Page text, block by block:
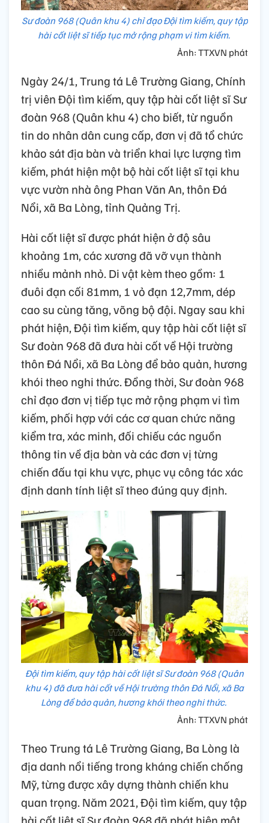
Sư đoàn 968 (Quân khu 4) chỉ đạo Đội tìm kiếm, quy tập
hài cốt liệt sĩ tiếp tục mở rộng phạm vi tìm kiếm.
Ảnh: TTXVN phát
Ngày 24/1, Trung tá Lê Trường Giang, Chính
trị viên Đội tìm kiếm, quy tập hài cốt liệt sĩ Sư
đoàn 968 (Quân khu 4) cho biết, từ nguồn
tin do nhân dân cung cấp, đơn vị đã tổ chức
khảo sát địa bàn và triển khai lực lượng tìm
kiếm, phát hiện một bộ hài cốt liệt sĩ tại khu
vực vườn nhà ông Phan Văn An, thôn Đá
Nổi, xã Ba Lòng, tỉnh Quảng Trị.
Hài cốt liệt sĩ được phát hiện ở độ sâu
khoảng 1m, các xương đã vỡ vụn thành
nhiều mảnh nhỏ. Di vật kèm theo gồm: 1
đuôi đạn cối 81mm, 1 vỏ đạn 12,7mm, dép
cao su cùng tăng, võng bộ đội. Ngay sau khi
phát hiện, Đội tìm kiếm, quy tập hài cốt liệt sĩ
Sư đoàn 968 đã đưa hài cốt về Hội trường
thôn Đá Nổi, xã Ba Lòng để bảo quản, hương
khói theo nghi thức. Đồng thời, Sư đoàn 968
chỉ đạo đơn vị tiếp tục mở rộng phạm vi tìm
kiếm, phối hợp với các cơ quan chức năng
kiểm tra, xác minh, đối chiếu các nguồn
thông tin về địa bàn và các đơn vị từng
chiến đấu tại khu vực, phục vụ công tác xác
định danh tính liệt sĩ theo đúng quy định.
Đội tìm kiếm, quy tập hài cốt liệt sĩ Sư đoàn 968 (Quân
khu 4) đã đưa hài cốt về Hội trường thôn Đá Nổi, xã Ba
Lòng để bảo quản, hương khói theo nghi thức.
Ảnh: TTXVN phát
Theo Trung tá Lê Trường Giang, Ba Lòng là
địa danh nổi tiếng trong kháng chiến chống
Mỹ, từng được xây dựng thành chiến khu
quan trọng. Năm 2021, Đội tìm kiếm, quy tập
hài cốt liệt sĩ Sư đoàn 968 đã phát hiện một